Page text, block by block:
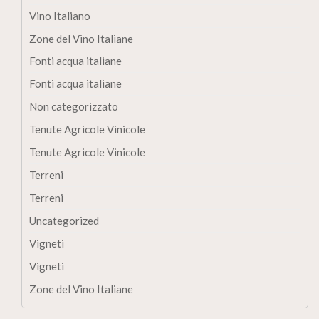
Vino Italiano
Zone del Vino Italiane
Fonti acqua italiane
Fonti acqua italiane
Non categorizzato
Tenute Agricole Vinicole
Tenute Agricole Vinicole
Terreni
Terreni
Uncategorized
Vigneti
Vigneti
Zone del Vino Italiane